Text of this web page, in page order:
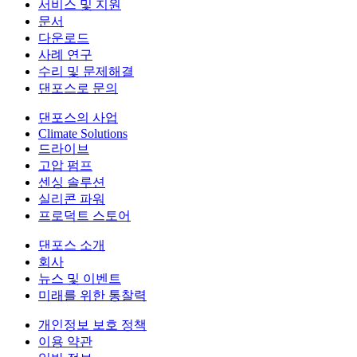
서비스 및 지원
문서
다운로드
사례 연구
수리 및 문제해결
댄포스로 문의
댄포스의 사업
Climate Solutions
드라이브
고압 펌프
센싱 솔루션
실리콘 파워
프로덕트 스토어
댄포스 소개
회사
뉴스 및 이벤트
미래를 위한 통찰력
개인정보 보호 정책
이용 약관